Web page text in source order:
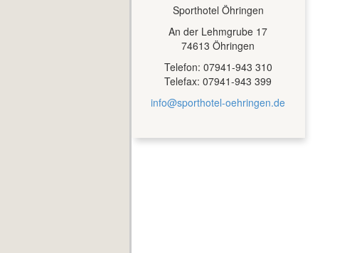
Sporthotel Öhringen
An der Lehmgrube 17
74613 Öhringen
Telefon: 07941-943 310
Telefax: 07941-943 399
info@sporthotel-oehringen.de